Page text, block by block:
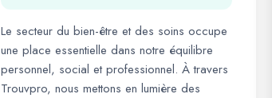
Le secteur du bien-être et des soins occupe
une place essentielle dans notre équilibre
personnel, social et professionnel. À travers
Trouvpro, nous mettons en lumière des